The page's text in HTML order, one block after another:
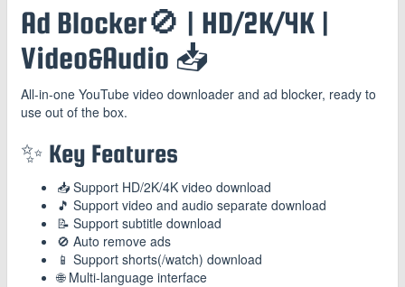
Ad Blocker🚫 | HD/2K/4K |
Video&Audio 📥
All-in-one YouTube video downloader and ad blocker, ready to
use out of the box.
✨ Key Features
📥 Support HD/2K/4K video download
🎵 Support video and audio separate download
📝 Support subtitle download
🚫 Auto remove ads
📱 Support shorts(/watch) download
🌐 Multi-language interface